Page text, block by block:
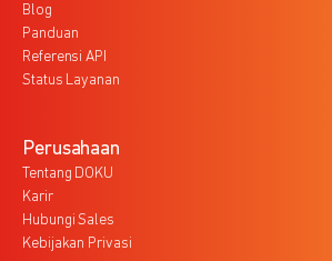
Blog
Panduan
Referensi API
Status Layanan
Perusahaan
Tentang DOKU
Karir
Hubungi Sales
Kebijakan Privasi